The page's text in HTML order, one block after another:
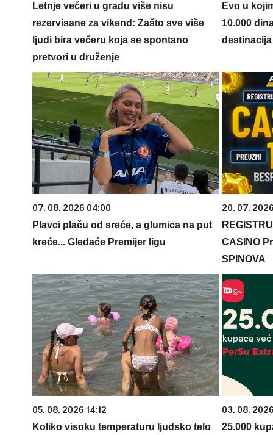
Letnje večeri u gradu više nisu
rezervisane za vikend: Zašto sve više
ljudi bira večeru koja se spontano
pretvori u druženje
Evo u
10.000
07. 08. 2026 04:00
Plavci plaču od sreće, a glumica na put
kreće... Gledaće Premijer ligu
20. 07.
CASINO
SPINOVA
05. 08. 2026 14:12
Koliko visoku temperaturu ljudsko telo
03. 08.
25.000